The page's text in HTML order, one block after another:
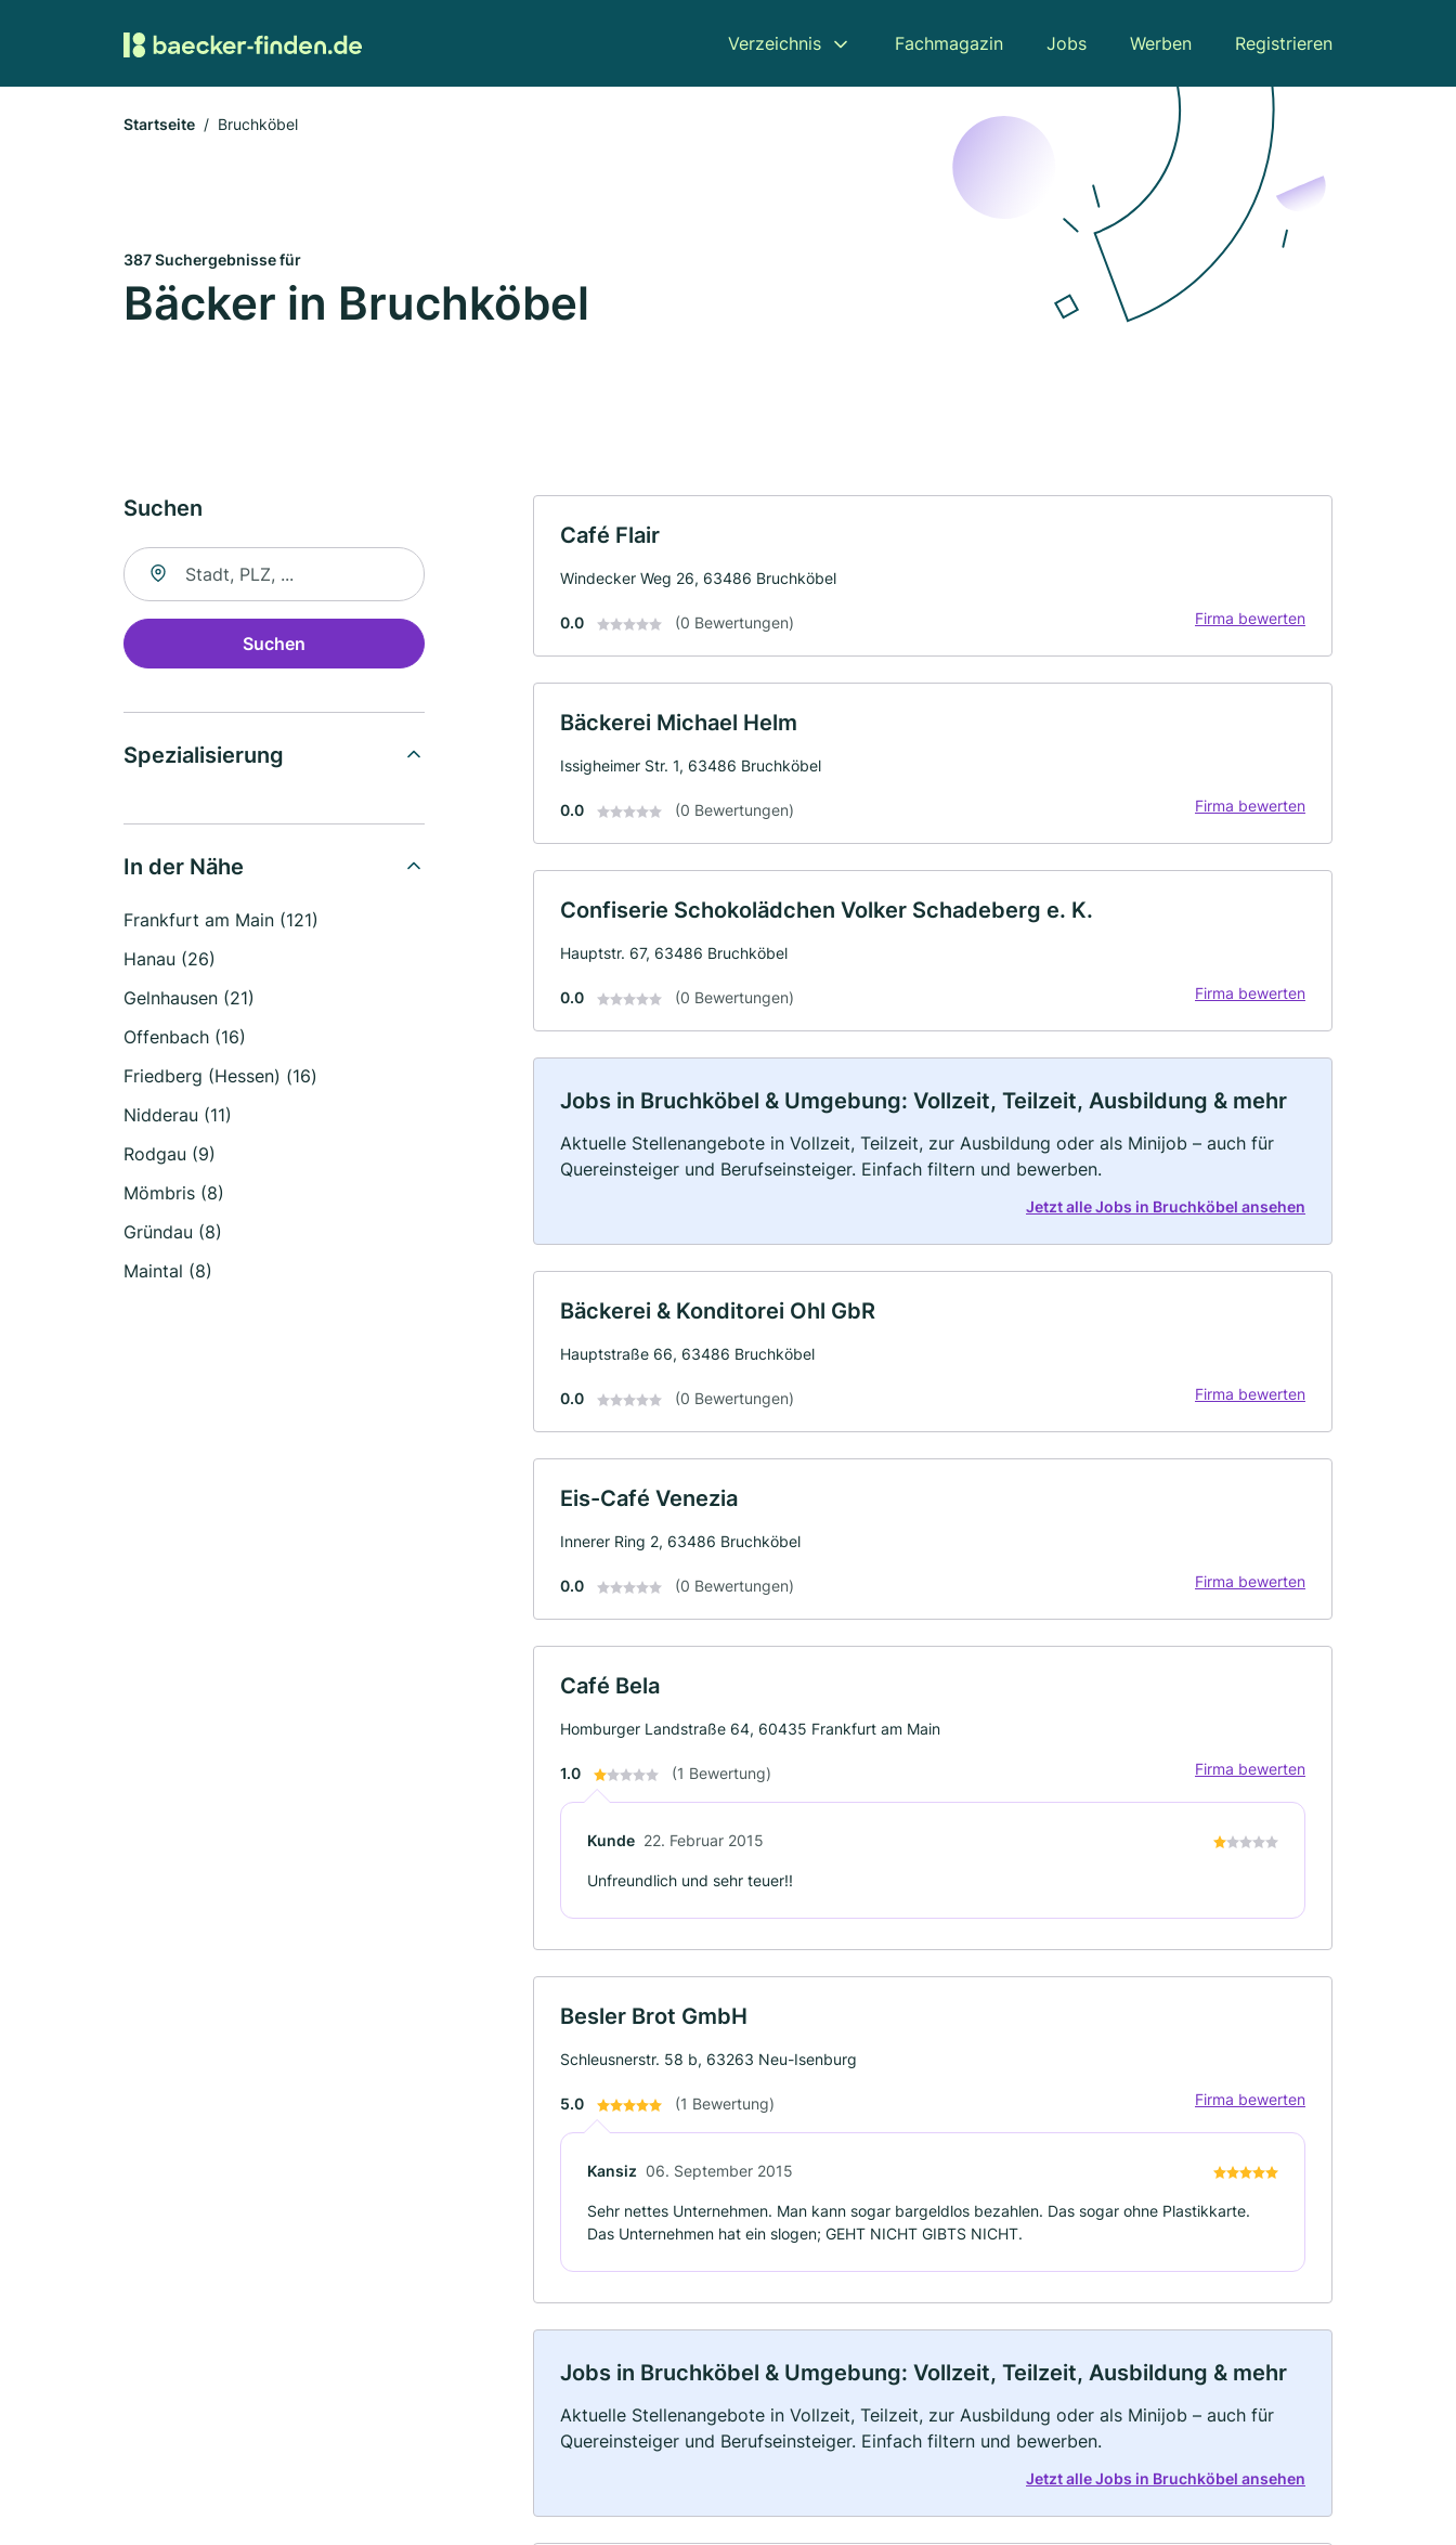
Verzeichnis Fachmagazin Jobs Werben Registrieren
Startseite Bruchköbel
387 Suchergebnisse für
Bäcker in Bruchköbel
Suchen
Suche nach Ort
Suchen
Spezialisierung
In der Nähe
Frankfurt am Main (121)
Hanau (26)
Gelnhausen (21)
Offenbach (16)
Friedberg (Hessen) (16)
Nidderau (11)
Rodgau (9)
Mömbris (8)
Gründau (8)
Maintal (8)
Café Flair
Windecker Weg 26, 63486 Bruchköbel
0.0 (0 Bewertungen) Firma bewerten
Bäckerei Michael Helm
Issigheimer Str. 1, 63486 Bruchköbel
0.0 (0 Bewertungen) Firma bewerten
Confiserie Schokolädchen Volker Schadeberg e. K.
Hauptstr. 67, 63486 Bruchköbel
0.0 (0 Bewertungen) Firma bewerten
Jobs in Bruchköbel & Umgebung: Vollzeit, Teilzeit, Ausbildung & mehr
Aktuelle Stellenangebote in Vollzeit, Teilzeit, zur Ausbildung oder als Minijob – auch für
Quereinsteiger und Berufseinsteiger. Einfach filtern und bewerben.
Jetzt alle Jobs in Bruchköbel ansehen
Bäckerei & Konditorei Ohl GbR
Hauptstraße 66, 63486 Bruchköbel
0.0 (0 Bewertungen) Firma bewerten
Eis-Café Venezia
Innerer Ring 2, 63486 Bruchköbel
0.0 (0 Bewertungen) Firma bewerten
Café Bela
Homburger Landstraße 64, 60435 Frankfurt am Main
1.0 (1 Bewertung) Firma bewerten
Kunde 22. Februar 2015
Unfreundlich und sehr teuer!!
Besler Brot GmbH
Schleusnerstr. 58 b, 63263 Neu-Isenburg
5.0 (1 Bewertung) Firma bewerten
Kansiz 06. September 2015
Sehr nettes Unternehmen. Man kann sogar bargeldlos bezahlen. Das sogar ohne Plastikkarte.
Das Unternehmen hat ein slogen; GEHT NICHT GIBTS NICHT.
Jobs in Bruchköbel & Umgebung: Vollzeit, Teilzeit, Ausbildung & mehr
Aktuelle Stellenangebote in Vollzeit, Teilzeit, zur Ausbildung oder als Minijob – auch für
Quereinsteiger und Berufseinsteiger. Einfach filtern und bewerben.
Jetzt alle Jobs in Bruchköbel ansehen